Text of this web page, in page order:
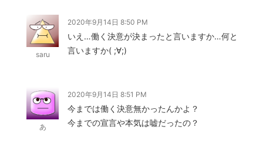
saru
2020年9月14日 8:50 PM
いえ…働く決意が決まったと言いますか…何と
言いますか( ;∀;)
あ
2020年9月14日 8:51 PM
今までは働く決意無かったんかよ？
今までの宣言や本気は嘘だったの？